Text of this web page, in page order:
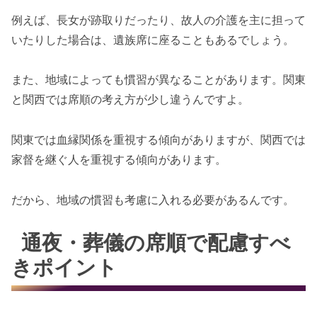
例えば、長女が跡取りだったり、故人の介護を主に担って
いたりした場合は、遺族席に座ることもあるでしょう。
また、地域によっても慣習が異なることがあります。関東
と関西では席順の考え方が少し違うんですよ。
関東では血縁関係を重視する傾向がありますが、関西では
家督を継ぐ人を重視する傾向があります。
だから、地域の慣習も考慮に入れる必要があるんです。
通夜・葬儀の席順で配慮すべ
きポイント